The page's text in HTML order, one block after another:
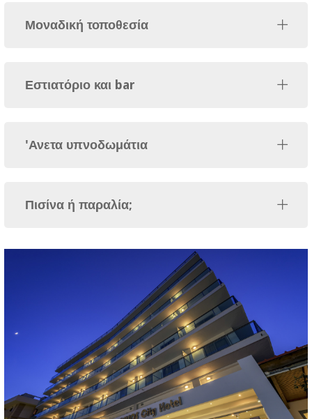
Μοναδική τοποθεσία
Εστιατόριο και bar
'Ανετα υπνοδωμάτια
Πισίνα ή παραλία;